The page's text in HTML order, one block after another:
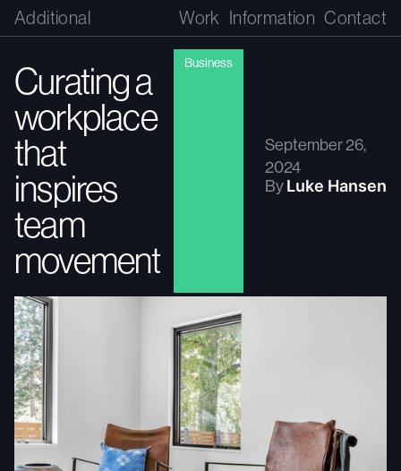
Additional Work Information Contact
Curating a
workplace
that
inspires
team
movement
Business
September 26,
2024
ByLuke Hansen